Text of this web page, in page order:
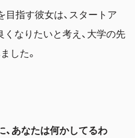
目指す彼女は、スタートア
なりたいと考え、大学の先
した。
、あなたは何かしてるわ